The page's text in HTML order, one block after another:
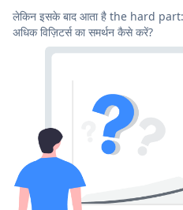
लेकिन इसके बाद आता है the hard
अधिक विज़िटर्स का समर्थन कैसे करें?